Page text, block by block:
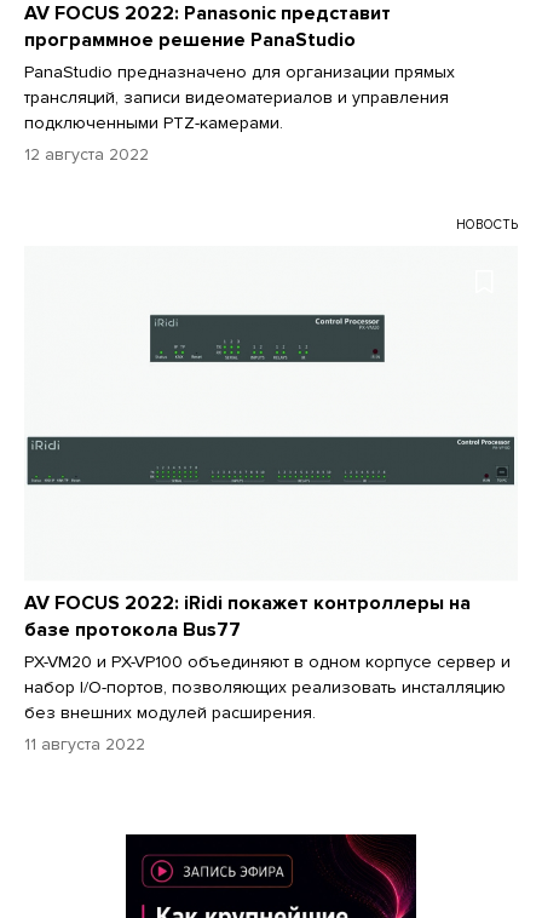
AV FOCUS 2022: Panasonic представит
программное решение PanaStudio
PanaStudio предназначено для организации прямых
трансляций, записи видеоматериалов и управления
подключенными PTZ-камерами.
12 августа 2022
НОВОСТЬ
AV FOCUS 2022: iRidi покажет контроллеры на
базе протокола Bus77
PX-VM20 и PX-VP100 объединяют в одном корпусе сервер и
набор I/O-портов, позволяющих реализовать инсталляцию
без внешних модулей расширения.
11 августа 2022